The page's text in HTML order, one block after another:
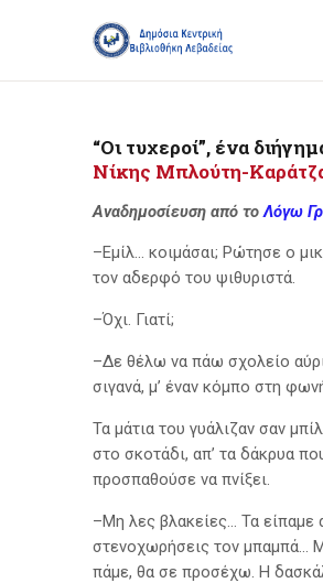
“Οι τυχεροί”, ένα
Νίκης Μπλούτη-
Αναδημοσίευση από τοΛόγω
–Εμίλ… κοιμάσαι; Ρώτησε ο
τον αδερφό του ψιθυριστά.
–Όχι. Γιατί;
–Δε θέλω να πάω σχολείο
σιγανά, μ’ έναν κόμπο στη
Τα μάτια του γυάλιζαν σαν
στο σκοτάδι, απ’ τα δάκρυα
προσπαθούσε να πνίξει.
–Μη λες βλακείες… Τα είπαμε
στενοχωρήσεις τον μπαμπά…
πάμε, θα σε προσέχω. Η